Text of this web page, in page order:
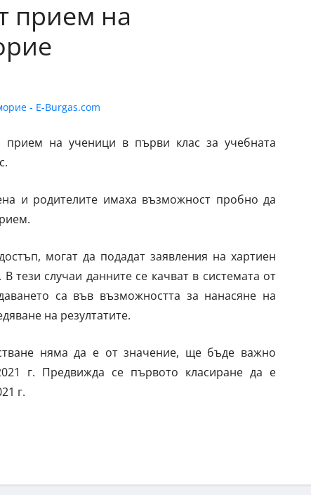
прием на
прием на ученици в първи клас за учебната
и родителите имаха възможност пробно да
могат да подадат заявления на хартиен
случаи данните се качват в системата от
са във възможността за нанасяне на
на резултатите.
няма да е от значение, ще бъде важно
г. Предвижда се първото класиране да е
г.